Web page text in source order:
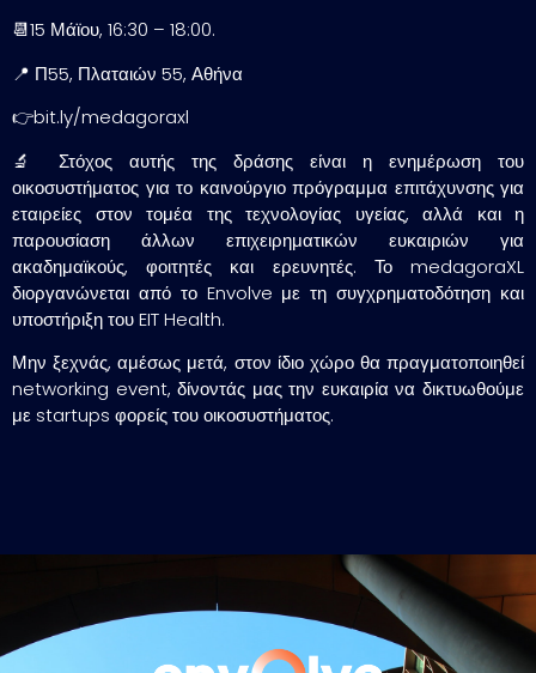
📆15 Μάϊου, 16:30 – 18:00.
📍 Π55, Πλαταιών 55, Αθήνα
👉bit.ly/medagoraxl
🔬 Στόχος αυτής της δράσης είναι η ενημέρωση του
οικοσυστήματος για το καινούργιο πρόγραμμα επιτάχυνσης για
εταιρείες στον τομέα της τεχνολογίας υγείας, αλλά και η
παρουσίαση άλλων επιχειρηματικών ευκαιριών για
ακαδημαϊκούς, φοιτητές και ερευνητές. Το medagoraXL
διοργανώνεται από το Envolve με τη συγχρηματοδότηση και
υποστήριξη του EIT Health.
Μην ξεχνάς, αμέσως μετά, στον ίδιο χώρο θα πραγματοποιηθεί
networking event, δίνοντάς μας την ευκαιρία να δικτυωθούμε
με startups φορείς του οικοσυστήματος.